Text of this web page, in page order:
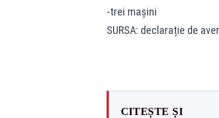
-trei mașini
SURSA: declarație de
CITEȘTE ȘI